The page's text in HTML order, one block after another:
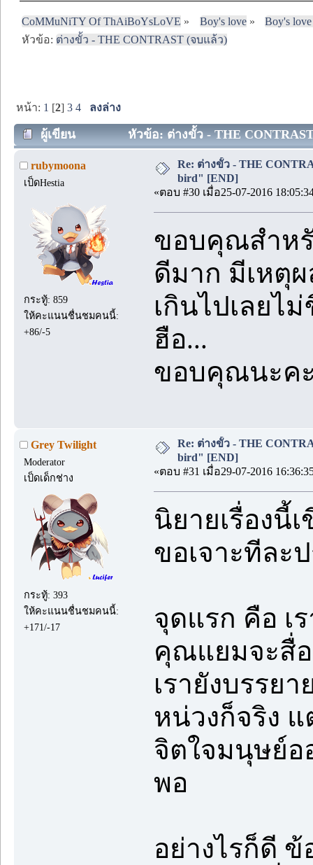
CoMMuNiTY Of ThAiBoYsLoVE » Boy's love»
Boy's
หัวข้อ: ต่างขั้ว - THE CONTRAST (จบแล้ว)
หน้า: 1 [2]3 4 ลงล่าง
ผู้เขียน หัวข้อ: ต่างขั้ว - THE
rubymoona
เป็ดHestia
กระทู้: 859
ให้คะแนนชื่นชมคนนี้:
+86/-5
Re: ต่างขั้ว - THE
bird" [END]
«ตอบ #30 เมื่อ25-07-2016
ขอบคุณสำห
ดีมาก มีเหตุ
เกินไปเลยไ
ฮือ...
ขอบคุณนะค
Grey Twilight
Moderator
เป็ดเด็กช่าง
กระทู้: 393
ให้คะแนนชื่นชมคนนี้:
+171/-17
Re: ต่างขั้ว - THE
bird" [END]
«ตอบ #31 เมื่อ29-07-2016
นิยายเรื่องนี้
ขอเจาะทีละ
จุดแรก คือ เ
คุณแยมจะสื่อ
เรายังบรรย
หน่วงก็จริง
จิตใจมนุษย์อ
พอ
อย่างไรก็ดี ข้